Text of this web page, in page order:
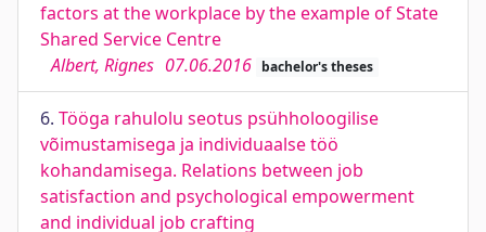
factors at the workplace by the example of State
Shared Service Centre
Albert, Rignes 07.06.2016 bachelor's theses
6. Tööga rahulolu seotus psühholoogilise
võimustamisega ja individuaalse töö
kohandamisega. Relations between job
satisfaction and psychological empowerment
and individual job crafting